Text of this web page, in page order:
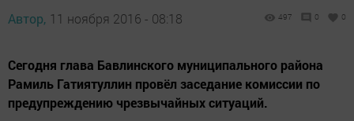
Автор, 11 ноября 2016 - 08:18 497 0 0
Сегодня глава Бавлинского муниципального района
Рамиль Гатиятуллин провёл заседание комиссии по
предупреждению чрезвычайных ситуаций.